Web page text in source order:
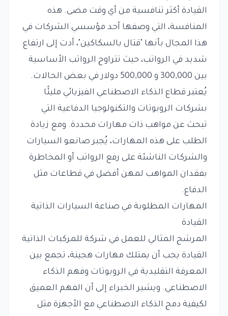
القيادة أكثر تنافسية من أي وقت مضى. هذه
المنافسة، التي وصفها أحد مؤسسي الشركات في
هذا المجال بأنها "قتال بالسكاكين"، أدت إلى ارتفاع
شديد في الرواتب، حيث تتراوح الرواتب الأساسية
بين 300,000 و 500,000 دولار في بعض الحالات.
يُعتبر قطاع الذكاء الاصطناعي الفيزيائي مليئًا
بشركات الروبوتات والتكنولوجيا الدفاعية التي
تبحث عن مواهب ذات مهارات محددة. ومع زيادة
الطلب على هذه المهارات، يُجبر صانعو السيارات
والشركات الناشئة على رفع الرواتب أو المخاطرة
بفقدان المواهب لمهن أفضل في قطاعات مثل
الدفاع.
المهارات المطلوبة في صناعة السيارات الذاتية
القيادة
المرشح المثالي للعمل في شركة للمركبات الذاتية
القيادة يجب أن يمتلك مهارات هجينة، تجمع بين
المعرفة التقليدية في الروبوتات وفهم الذكاء
الاصطناعي. ويشير الخبراء إلى أن الفهم العميق
لكيفية دمج الذكاء الاصطناعي مع الأجهزة مثل